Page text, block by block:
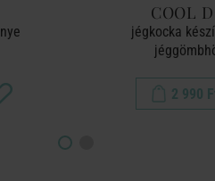
COOL
jégkocka
2 990